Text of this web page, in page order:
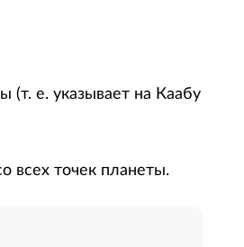
(т. е. указывает на Каабу
всех точек планеты.